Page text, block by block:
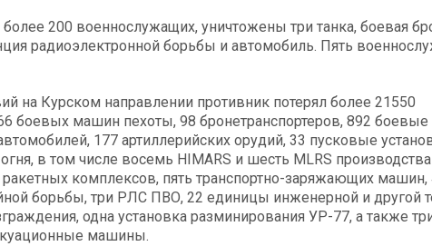
более 200 военнослужащих, уничтожены три танка, боевая
радиоэлектронной борьбы и автомобиль. Пять
на Курском направлении противник потерял более 21550
боевых машин пехоты, 98 бронетранспортеров, 892 боевые
177 артиллерийских орудий, 33 пусковые
в том числе восемь HIMARS и шесть MLRS
комплексов, пять транспортно-заряжающих машин,
борьбы, три РЛС ПВО, 22 единицы инженерной и другой
одна установка разминирования УР-77, а также
машины.